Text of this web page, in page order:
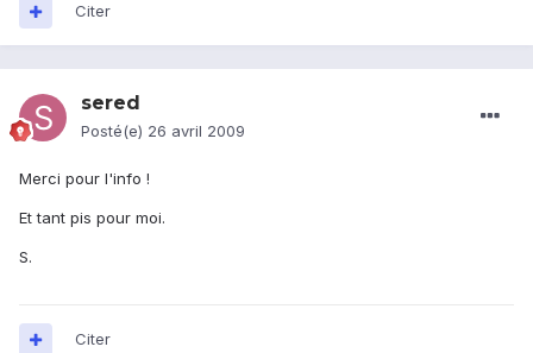
Citer
sered
Posté(e) 26 avril 2009
Merci pour l'info !
Et tant pis pour moi.
S.
Citer